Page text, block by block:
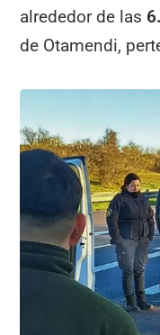
alrededor de las
de Otamendi,